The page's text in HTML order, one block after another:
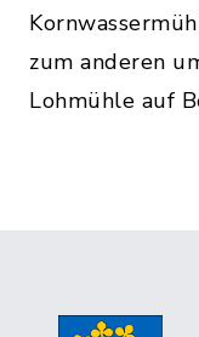
zum anderen
Lohmühle auf